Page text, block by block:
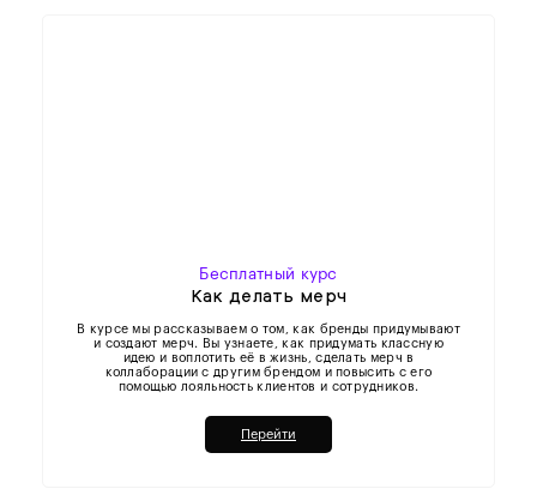
Бесплатный курс
Как делать мерч
В курсе мы рассказываем о том, как бренды придумывают
и создают мерч. Вы узнаете, как придумать классную
идею и воплотить её в жизнь, сделать мерч в
коллаборации с другим брендом и повысить с его
помощью лояльность клиентов и сотрудников.
Перейти